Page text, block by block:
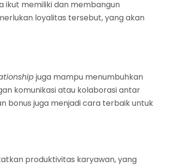
ikut memiliki dan membangun
loyalitas tersebut, yang akan
juga mampu menumbuhkan
komunikasi atau kolaborasi antar
bonus juga menjadi cara terbaik untuk
produktivitas karyawan, yang